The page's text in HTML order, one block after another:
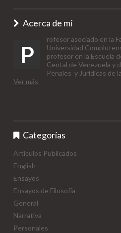
Acerca de mí
P
rofesor asociado en la
Universidad
profesor en la Escuela
Cental de Venezuela y
Penales y Jurídicas de
Ver más
Categorías
Artículos Publicados
English
Ensayos
Ensayos de Filosofía
General
Narrativa
Personales